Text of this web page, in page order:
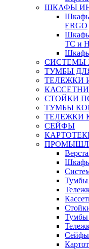
ШКАФЫ
Шкафы
ERGO
ТС и
Шкафы
СИСТЕМЫ
ТУМБЫ
ТЕЛЕЖКИ
СТОЙКИ
ТУМБЫ
ТЕЛЕЖКИ
СЕЙФЫ
Шкафы
Тумбы
Тумбы
Сейфы